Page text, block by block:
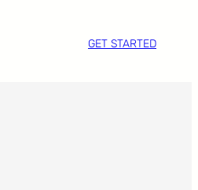
GET STARTED